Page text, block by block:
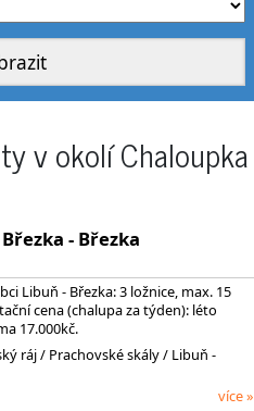
v okolí Chaloupka
- Březka
Libuň - Březka: 3 ložnice, max. 15
cena (chalupa za týden): léto
17.000kč.
ráj/ Prachovské skály/ Libuň -
více »